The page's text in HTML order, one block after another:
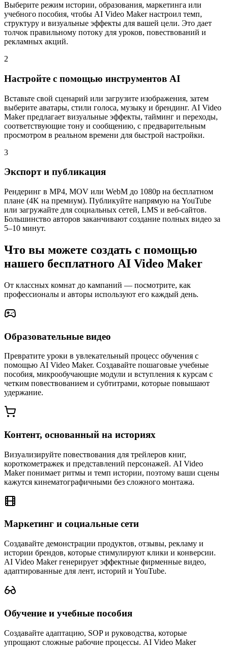
Выберите режим истории, образования, маркетинга или
учебного пособия, чтобы AI Video Maker настроил темп,
структуру и визуальные эффекты для вашей цели. Это дает
толчок правильному потоку для уроков, повествований и
рекламных акций.
2
Настройте с помощью инструментов AI
Вставьте свой сценарий или загрузите изображения, затем
выберите аватары, стили голоса, музыку и брендинг. AI Video
Maker предлагает визуальные эффекты, тайминг и переходы,
соответствующие тону и сообщению, с предварительным
просмотром в реальном времени для быстрой настройки.
3
Экспорт и публикация
Рендеринг в MP4, MOV или WebM до 1080p на бесплатном
плане (4K на премиум). Публикуйте напрямую на YouTube
или загружайте для социальных сетей, LMS и веб-сайтов.
Большинство авторов заканчивают создание полных видео за
5–10 минут.
Что вы можете создать с помощью
нашего бесплатного AI Video Maker
От классных комнат до кампаний — посмотрите, как
профессионалы и авторы используют его каждый день.
Образовательные видео
Превратите уроки в увлекательный процесс обучения с
помощью AI Video Maker. Создавайте пошаговые учебные
пособия, микрообучающие модули и вступления к курсам с
четким повествованием и субтитрами, которые повышают
удержание.
Контент, основанный на историях
Визуализируйте повествования для трейлеров книг,
короткометражек и представлений персонажей. AI Video
Maker понимает ритмы и темп истории, поэтому ваши сцены
кажутся кинематографичными без сложного монтажа.
Маркетинг и социальные сети
Создавайте демонстрации продуктов, отзывы, рекламу и
истории брендов, которые стимулируют клики и конверсии.
AI Video Maker генерирует эффектные фирменные видео,
адаптированные для лент, историй и YouTube.
Обучение и учебные пособия
Создавайте адаптацию, SOP и руководства, которые
упрощают сложные рабочие процессы. AI Video Maker